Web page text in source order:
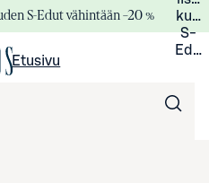
S-Edut vähintään –20 %
S-
Etusivu